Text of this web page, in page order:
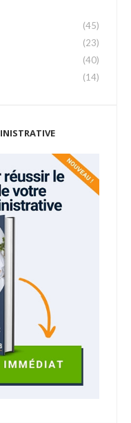
(45)
(23)
(40)
(14)